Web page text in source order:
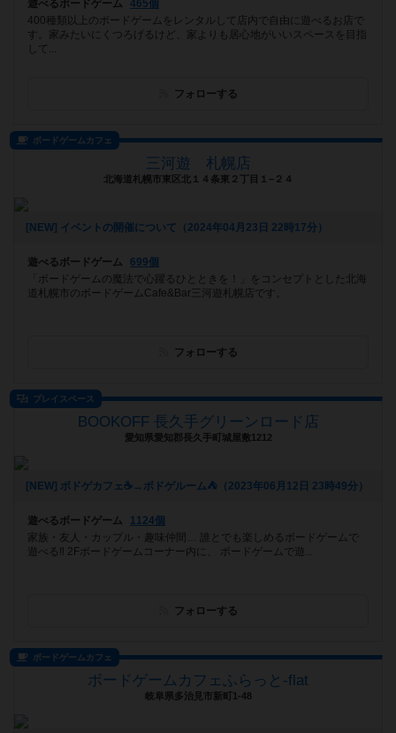
遊べるボードゲーム
465個
400種類以上のボードゲームをレンタルして店内で自由に遊べるお店で
す。家みたいにくつろげるけど、家よりも居心地がいいスペースを目指
して...
フォローする
ボードゲームカフェ
三河遊 札幌店
北海道札幌市東区北１４条東２丁目１−２４
[NEW] イベントの開催について（2024年04月23日 22時17分）
遊べるボードゲーム
699個
「ボードゲームの魔法で心躍るひとときを！」をコンセプトとした北海
道札幌市のボードゲームCafe&Bar三河遊札幌店です。
フォローする
プレイスペース
BOOKOFF 長久手グリーンロード店
愛知県愛知郡長久手町城屋敷1212
[NEW] ボドゲカフェ☕️→ボドゲルーム⛺️（2023年06月12日 23時49分）
遊べるボードゲーム
1124個
家族・友人・カップル・趣味仲間… 誰とでも楽しめるボードゲームで
遊べる‼️ 2Fボードゲームコーナー内に、 ボードゲームで遊...
フォローする
ボードゲームカフェ
ボードゲームカフェふらっと-flat
岐阜県多治見市新町1-48